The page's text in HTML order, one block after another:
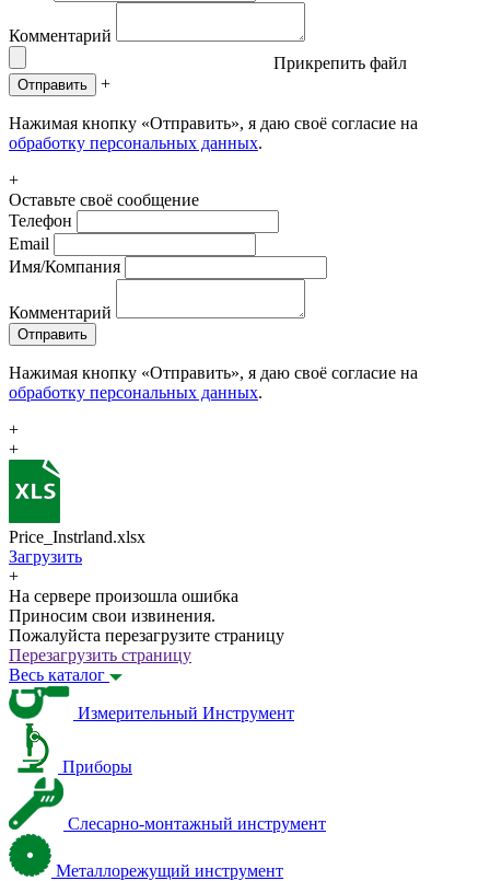
Комментарий
Прикрепить файл
Отправить +
Нажимая кнопку «Отправить», я даю своё согласие на
обработку персональных данных.
+
Оставьте своё сообщение
Телефон
Email
Имя/Компания
Комментарий
Отправить
Нажимая кнопку «Отправить», я даю своё согласие на
обработку персональных данных.
+
+
Price_Instrland.xlsx
Загрузить
+
На сервере произошла ошибка
Приносим свои извинения.
Пожалуйста перезагрузите страницу
Перезагрузить страницу
Весь каталог
Измерительный Инструмент
Приборы
Слесарно-монтажный инструмент
Металлорежущий инструмент